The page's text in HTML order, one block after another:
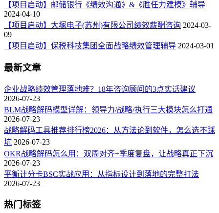
【项目启动】邮储银行《绩效沟通》&《胜任力建模》辅导
2024-04-10
【项目启动】大塚电子(苏州)有限公司绩效薪酬咨询 2024-03-
09
【项目启动】保税科技集团全面战略绩效管理辅导 2024-03-01
最新文章
企业战略绩效管理落地难？18年咨询顾问的3点实话建议
2026-07-23
BLM战略解码模型详解：领导力/战略/执行三大模块怎么打通
2026-07-23
战略解码工具推荐排行榜2026：从方法论到软件，怎么选不踩
坑 2026-07-23
OKR战略解码怎么用：双周对齐+季度复盘，让战略真正下沉
2026-07-23
平衡计分卡BSC实战应用：从指标设计到落地的完整打法
2026-07-23
热门标签